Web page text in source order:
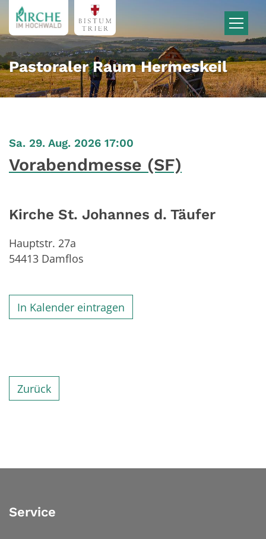
Zum Inhalt springen
Pastoraler Raum Hermeskeil
Sa. 29. Aug. 2026 17:00
Vorabendmesse (SF)
Kirche St. Johannes d. Täufer
Hauptstr. 27a
54413 Damflos
In Kalender eintragen
Zurück
Service